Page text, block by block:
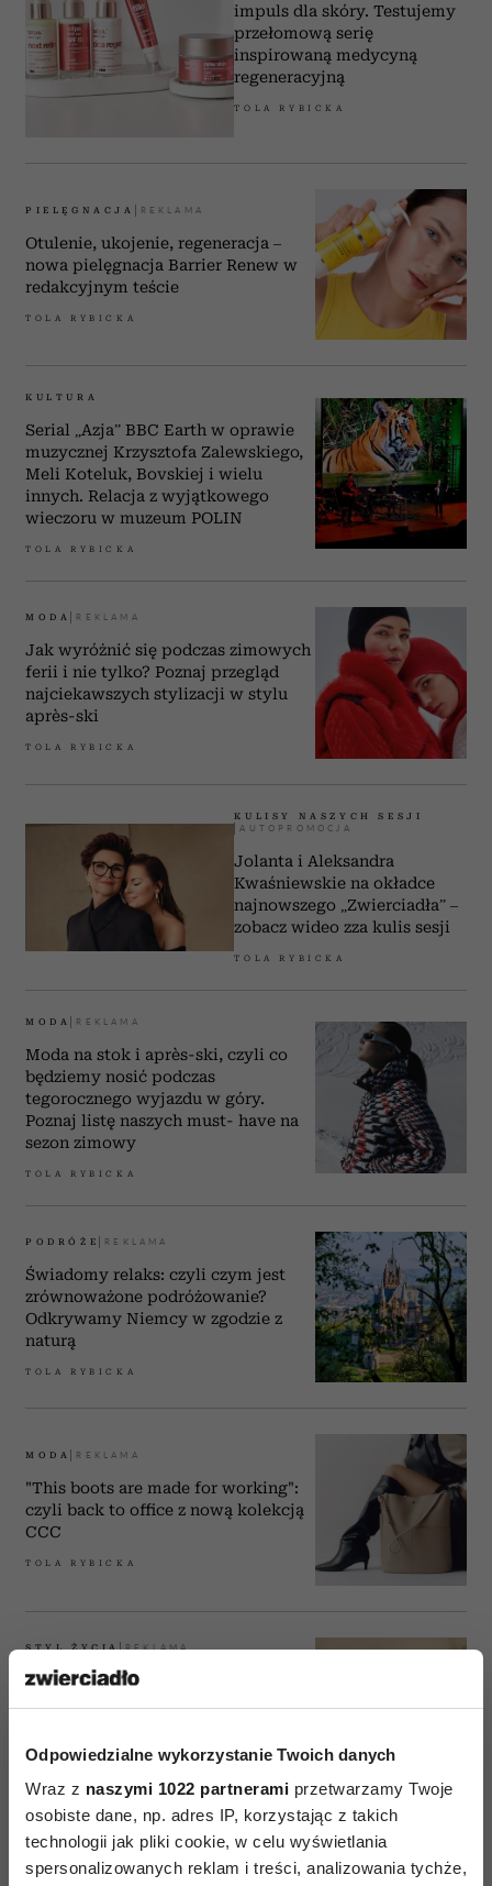
Odpowiedzialne wykorzystanie Twoich danych
Wraz z naszymi 1022 partnerami przetwarzamy Twoje
osobiste dane, np. adres IP, korzystając z takich
technologii jak pliki cookie, w celu wyświetlania
spersonalizowanych reklam i treści, analizowania tychże,
impuls dla skóry. Testujemy
przełomową serię
inspirowaną medycyną
regeneracyjną
TOLA RYBICKA
PIELĘGNACJA
Otulenie, ukojenie, regeneracja –
nowa pielęgnacja Barrier Renew w
redakcyjnym teście
TOLA RYBICKA
KULTURA
Serial „Azja” BBC Earth w oprawie
muzycznej Krzysztofa Zalewskiego,
Meli Koteluk, Bovskiej i wielu
innych. Relacja z wyjątkowego
wieczoru w muzeum POLIN
TOLA RYBICKA
MODA
Jak wyróżnić się podczas zimowych
ferii i nie tylko? Poznaj przegląd
najciekawszych stylizacji w stylu
après-ski
TOLA RYBICKA
KULISY NASZYCH SESJI
Jolanta i Aleksandra
Kwaśniewskie na okładce
najnowszego „Zwierciadła” –
zobacz wideo zza kulis sesji
TOLA RYBICKA
MODA
Moda na stok i après-ski, czyli co
będziemy nosić podczas
tegorocznego wyjazdu w góry.
Poznaj listę naszych must- have na
sezon zimowy
TOLA RYBICKA
PODRÓŻE
Świadomy relaks: czyli czym jest
zrównoważone podróżowanie?
Odkrywamy Niemcy w zgodzie z
naturą
TOLA RYBICKA
MODA
"This boots are made for working":
czyli back to office z nową kolekcją
CCC
TOLA RYBICKA
STYL ŻYCIA
Najbardziej stylowy projektor na
zamieni się w kino
STYL ŻYCIA